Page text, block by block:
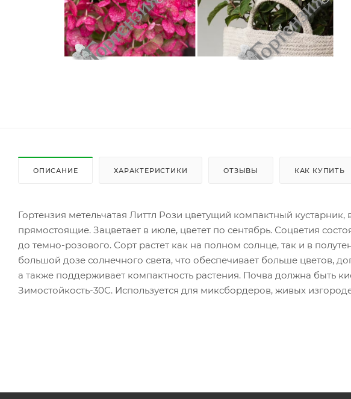
ОПИСАНИЕ ХАРАКТЕРИСТИКИ ОТЗЫВЫ КАК КУПИТЬ
Гортензия метельчатая Литтл Рози цветущий компактный кустарник,
прямостоящие. Зацветает в июле, цветет по сентябрь. Соцветия
до темно-розового. Сорт растет как на полном солнце, так и в
большой дозе солнечного света, что обеспечивает больше цветов,
а также поддерживает компактность растения. Почва должна быть
Зимостойкость-30С. Используется для миксбордеров, живых